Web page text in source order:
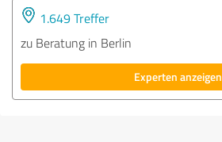
1.649 Treffer
zu Beratung in Berlin
Experten anzeigen